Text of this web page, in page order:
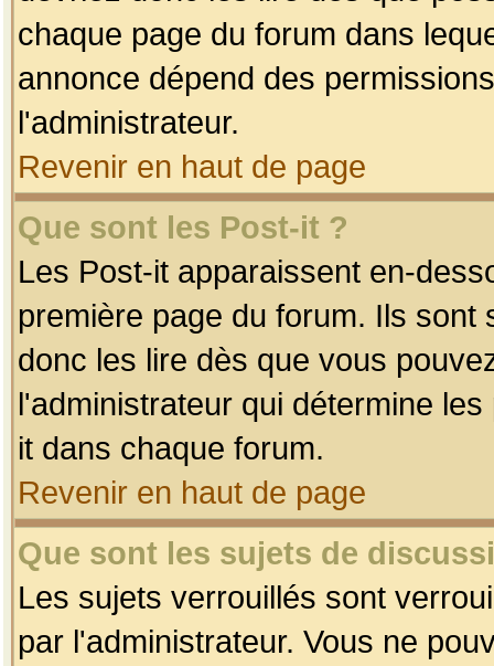
chaque page du forum dans
annonce dépend des
l'administrateur.
Revenir en haut de page
Que sont les Post-it ?
Les Post-it apparaissent en-
première page du forum. Ils
donc les lire dès que vous
l'administrateur qui détermine
it dans chaque forum.
Revenir en haut de page
Que sont les sujets de
Les sujets verrouillés sont
par l'administrateur. Vous ne